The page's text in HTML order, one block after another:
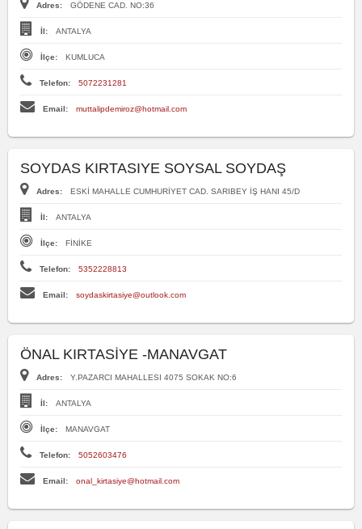
Adres: GÖDENE CAD. NO:36
İl: ANTALYA
İlçe: KUMLUCA
Telefon: 5072231281
Email: muttalipdemiroz@hotmail.com
SOYDAS KIRTASIYE SOYSAL SOYDAŞ
Adres: ESKİ MAHALLE CUMHURİYET CAD. SARIBEY İŞ HANI 45/D
İl: ANTALYA
İlçe: FİNİKE
Telefon: 5352228813
Email: soydaskirtasiye@outlook.com
ÖNAL KIRTASİYE -MANAVGAT
Adres: Y.PAZARCI MAHALLESI 4075 SOKAK NO:6
İl: ANTALYA
İlçe: MANAVGAT
Telefon: 5052603476
Email: onal_kirtasiye@hotmail.com